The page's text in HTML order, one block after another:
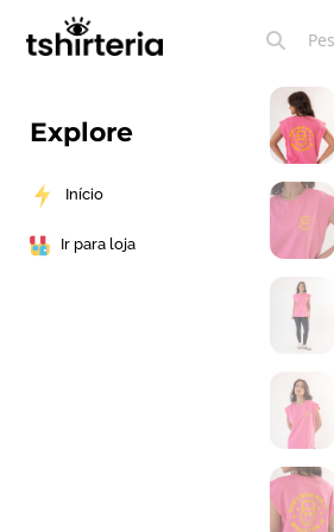
Explore
Início
Ir para loja